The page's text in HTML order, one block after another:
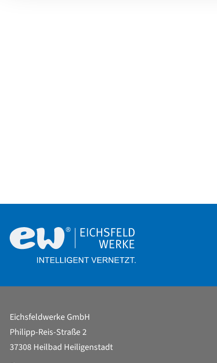
Eichsfeldwerke GmbH
Philipp-Reis-Straße 2
37308 Heilbad Heiligenstadt